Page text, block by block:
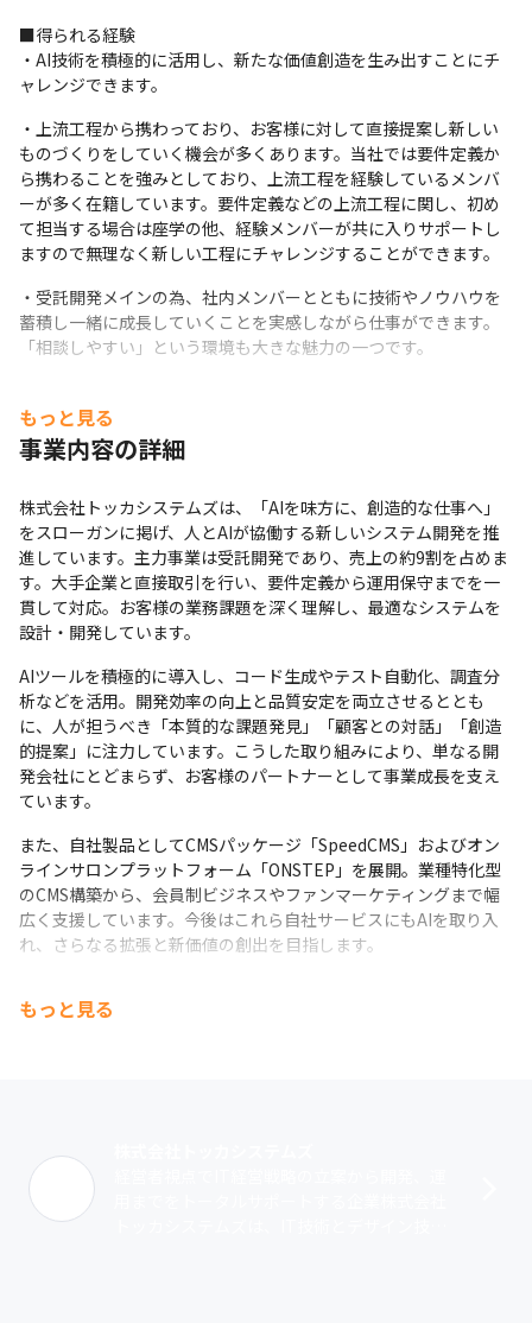
エンジニアの1日の流れをご紹介。
■得られる経験
・AI技術を積極的に活用し、新たな価値創造を生み出すことにチ
ャレンジできます。
・上流工程から携わっており、お客様に対して直接提案し新しい
ものづくりをしていく機会が多くあります。当社では要件定義か
ら携わることを強みとしており、上流工程を経験しているメンバ
ーが多く在籍しています。要件定義などの上流工程に関し、初め
て担当する場合は座学の他、経験メンバーが共に入りサポートし
ますので無理なく新しい工程にチャレンジすることができます。
・受託開発メインの為、社内メンバーとともに技術やノウハウを
蓄積し一緒に成長していくことを実感しながら仕事ができます。
「相談しやすい」という環境も大きな魅力の一つです。
様々。
よく耳にするサービスに携わることがありますので「自分が開発
したシステムが世の中で使われているんだ！」と実感でき、エン
・若手が多い成長企業の中で、中心的な役割を担っていくチャン
スがたくさんあります。IT業界未経験から、下流→上流と経験
し、最年少マネージャーにステップアップしたスタッフもいま
す。「やってみたい・できるようになりたい」という前向きさ・
向上心を大切にしています。
・技術研修/ビジネス研修などを社内で随時開催しています。
・「AI推進」「品質」「教育」「技術」のタスクフォースを設立
し、職位関係なくメンバーを集め、それぞれを高めていくための
施策に取り組んでいます。
もっと見る
事業内容の詳細
株式会社トッカシステムズは、「AIを味方に、創造的な仕事へ」
をスローガンに掲げ、人とAIが協働する新しいシステム開発を推
進しています。主力事業は受託開発であり、売上の約9割を占めま
す。大手企業と直接取引を行い、要件定義から運用保守までを一
貫して対応。お客様の業務課題を深く理解し、最適なシステムを
設計・開発しています。
AIツールを積極的に導入し、コード生成やテスト自動化、調査分
析などを活用。開発効率の向上と品質安定を両立させるととも
に、人が担うべき「本質的な課題発見」「顧客との対話」「創造
的提案」に注力しています。こうした取り組みにより、単なる開
発会社にとどまらず、お客様のパートナーとして事業成長を支え
ています。
また、自社製品としてCMSパッケージ「SpeedCMS」およびオン
ラインサロンプラットフォーム「ONSTEP」を展開。業種特化型
のCMS構築から、会員制ビジネスやファンマーケティングまで幅
広く支援しています。今後はこれら自社サービスにもAIを取り入
れ、さらなる拡張と新価値の創出を目指します。
フォースを軸に、継続的な技術革新と学習文化を育成。経営層も
もっと見る